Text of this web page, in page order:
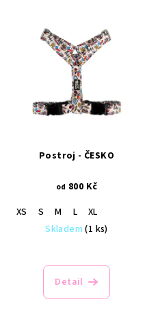
Postroj - ČESKO
od 800 Kč
XS
S M L
XL
Skladem(1 ks)
Detail